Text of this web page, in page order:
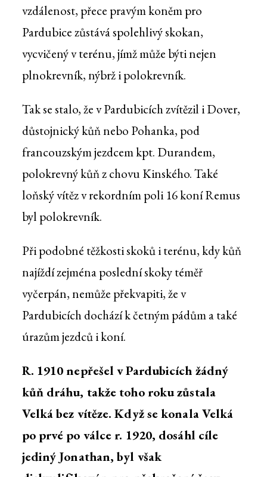
vzdálenost, přece pravým koněm pro
Pardubice zůstává spolehlivý skokan,
vycvičený v terénu, jímž může býti nejen
plnokrevník, nýbrž i polokrevník.
Tak se stalo, že v Pardubicích zvítězil i Dover,
důstojnický kůň nebo Pohanka, pod
francouzským jezdcem kpt. Durandem,
polokrevný kůň z chovu Kinského. Také
loňský vítěz v rekordním poli 16 koní Remus
byl polokrevník.
Při podobné těžkosti skoků i terénu, kdy kůň
najíždí zejména poslední skoky téměř
vyčerpán, nemůže překvapiti, že v
Pardubicích dochází k četným pádům a také
úrazům jezdců i koní.
R. 1910 nepřešel v Pardubicích žádný
kůň dráhu, takže toho roku zůstala
Velká bez vítěze. Když se konala Velká
po prvé po válce r. 1920, dosáhl cíle
jediný Jonathan, byl však